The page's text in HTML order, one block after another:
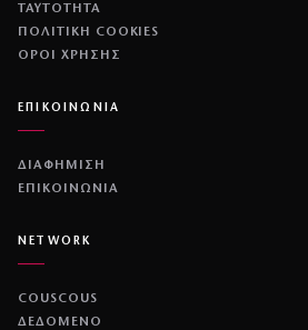
ΤΑΥΤΟΤΗΤΑ
ΠΟΛΙΤΙΚΉ COOKIES
ΌΡΟΙ ΧΡΉΣΗΣ
ΕΠΙΚΟΙΝΩΝΙΑ
ΔΙΑΦΗΜΙΣΗ
ΕΠΙΚΟΙΝΩΝΙΑ
NETWORK
COUSCOUS
ΔΕΔΟΜΕΝΟ